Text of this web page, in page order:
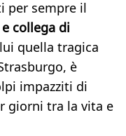
per sempre il
collega di
quella tragica
è
impazziti di
giorni tra la vita e